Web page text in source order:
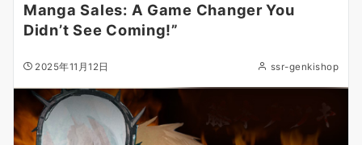
Manga Sales: A Game Changer You
Didn’t See Coming!”
2025年11月12日 ssr-genkishop